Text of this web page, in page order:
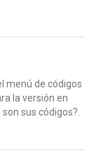
menú de códigos
la versión en
sus códigos?.